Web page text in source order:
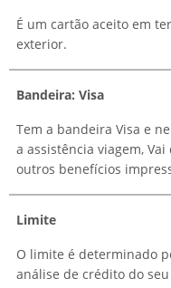
É um cartão aceito em
exterior.
Bandeira: Visa
Tem a bandeira Visa e
a assistência viagem,
outros benefícios
Limite
O limite é determinado
análise de crédito do